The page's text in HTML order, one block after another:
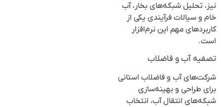
نیز، تحلیل شبکه‌های بخار، آب
خام و سیالات فرآیندی یکی از
کاربردهای مهم این نرم‌افزار
است.
تصفیه آب و فاضلاب
شرکت‌های آب و فاضلاب استانی
برای طراحی و بهینه‌سازی
شبکه‌های انتقال آب، انتخاب